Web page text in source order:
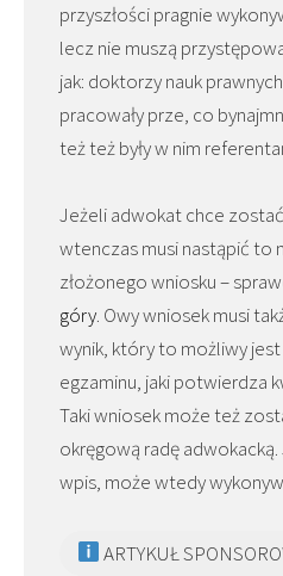
przyszłości pragnie
lecz nie muszą
jak: doktorzy nauk
pracowały prze, co
też też były w nim
Jeżeli adwokat chce
wtenczas musi nastąpić to
złożonego wniosku –
góry. Owy wniosek musi
wynik, który to możliwy
egzaminu, jaki potwierdza
Taki wniosek może też
okręgową radę
wpis, może wtedy
ARTYKUŁ